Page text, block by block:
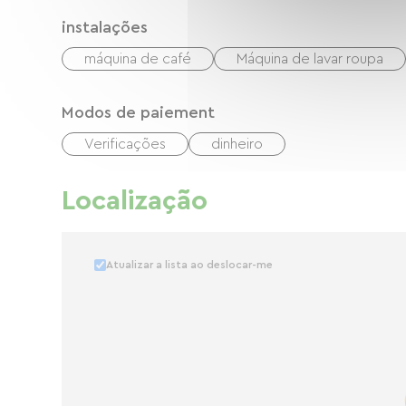
instalações
máquina de café Máquina de lavar roupa
Modos de paiement
Verificações dinheiro
Localização
Atualizar a lista ao deslocar-me